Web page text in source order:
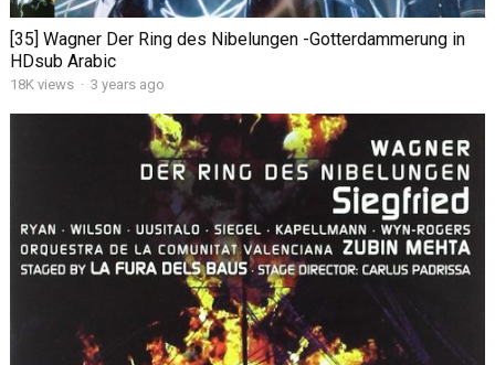
[35] Wagner Der Ring des Nibelungen -Gotterdammerung in
HDsub Arabic
18K views · 3 years ago